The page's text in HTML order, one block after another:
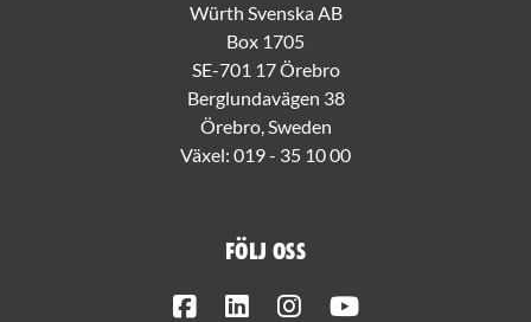
Würth Svenska AB
Box 1705
SE-701 17 Örebro
Berglundavägen 38
Örebro, Sweden
Växel: 019 - 35 10 00
Följ oss
FacebookLinkedInInstagram